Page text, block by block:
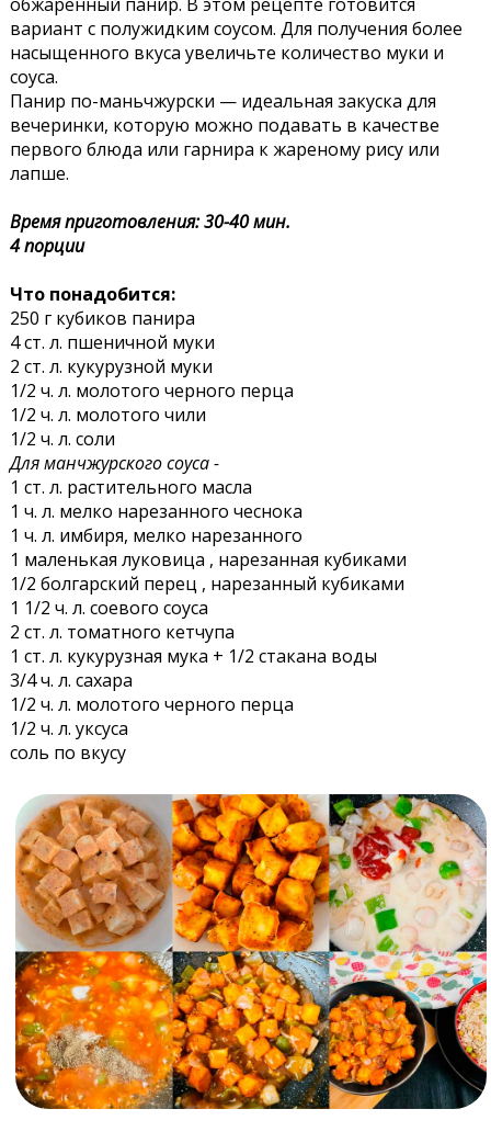
вариант с полужидким соусом. Для получения более
насыщенного вкуса увеличьте количество муки и
соуса.
Панир по-маньчжурски — идеальная закуска для
вечеринки, которую можно подавать в качестве
первого блюда или гарнира к жареному рису или
лапше.
Время приготовления: 30-40 мин.
4 порции
Что понадобится:
250 г кубиков панира
4 ст. л. пшеничной муки
2 ст. л. кукурузной муки
1/2 ч. л. молотого черного перца
1/2 ч. л. молотого чили
1/2 ч. л. соли
Для манчжурского соуса -
1 ст. л. растительного масла
1 ч. л. мелко нарезанного чеснока
1 ч. л. имбиря, мелко нарезанного
1 маленькая луковица , нарезанная кубиками
1/2 болгарский перец , нарезанный кубиками
1 1/2 ч. л. соевого соуса
2 ст. л. томатного кетчупа
1 ст. л. кукурузная мука + 1/2 стакана воды
3/4 ч. л. сахара
1/2 ч. л. молотого черного перца
1/2 ч. л. уксуса
соль по вкусу